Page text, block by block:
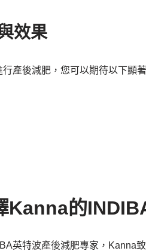
效果
產後減肥，您可以期待以下顯著
Kanna的
英特波產後減肥專家，Kanna